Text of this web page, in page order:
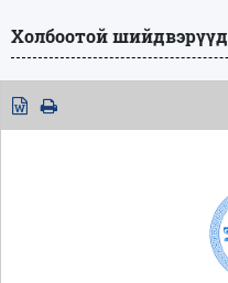
Холбоотой шийдвэрүүд